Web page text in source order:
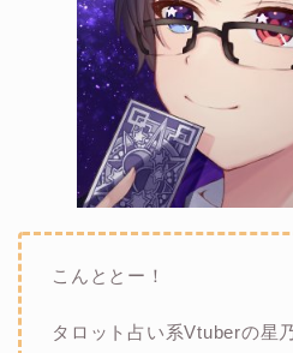
こんととー！
タロット占い系Vtuberの星